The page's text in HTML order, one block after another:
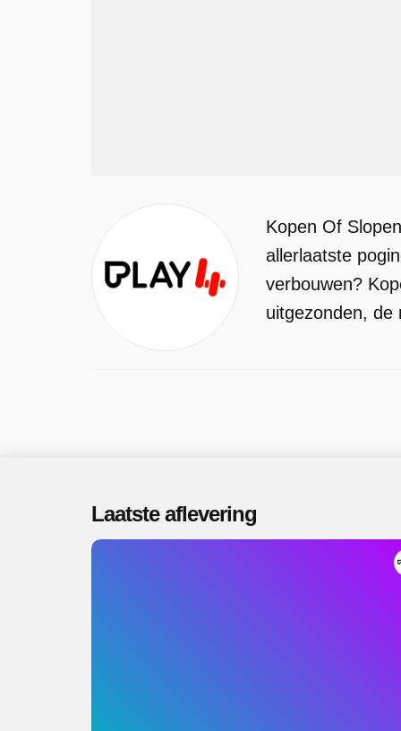
Kopen Of
allerlaatste
verbouwen?
uitgezonden, de
Laatste aflevering